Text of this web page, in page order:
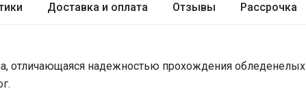
Доставка и оплата Отзывы Рассрочка
отличающаяся надежностью прохождения обледенелых